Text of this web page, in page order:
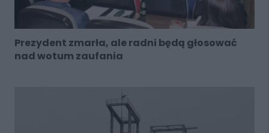
Prezydent zmarła, ale radni będą głosować
nad wotum zaufania